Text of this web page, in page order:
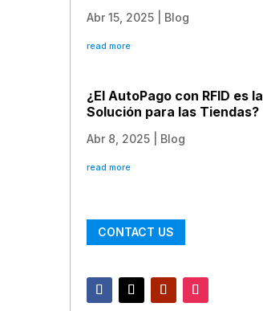
Abr 15, 2025| Blog
read more
¿El AutoPago con RFID es la
Solución para las Tiendas?
Abr 8, 2025| Blog
read more
CONTACT US